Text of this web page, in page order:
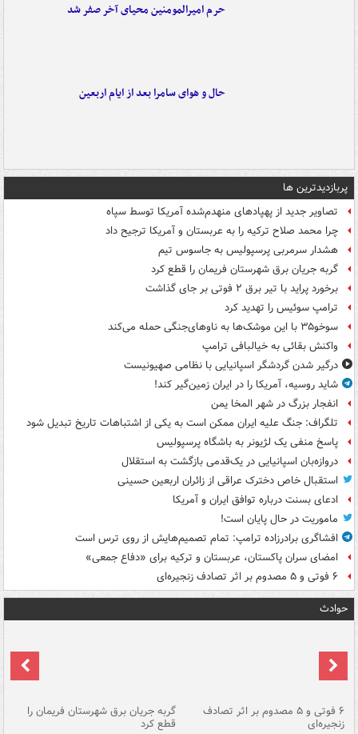
حرم امیرالمومنین محیای آخر صفر شد
حال و هوای سامرا بعد از ایام اربعین
پربازدیدترین ها
تصاویر جدید از پهپادهای منهدم‌شده آمریکا توسط سپاه
چرا محمد صلاح ترکیه را به عربستان و آمریکا ترجیح داد
هشدار سرمربی پرسپولیس به جاسوس تیم
گربه جریان برق شهرستان فریمان را قطع کرد
برخورد پراید با تیر برق ۲ فوتی بر جای گذاشت
ترامپ سوئیس را تهدید کرد
سوخو۳۵ با این موشک‌ها به ناوهای‌جنگی حمله می‌کند
واکنش بقائی به خیالبافی ترامپ
درگیر شدن گردشگر اسپانیایی با نظامی صهیونیست
شاید روسیه، آمریکا را در ایران زمین‌گیر کند!
انفجار بزرگ در شهر المخا یمن
تلگراف: جنگ علیه ایران ممکن است به یکی از اشتباهات تاریخ تبدیل شود
پاسخ منفی یک لژیونر به باشگاه پرسپولیس
دروازه‌بان اسپانیایی در یک‌قدمی بازگشت به استقلال
استقبال خاص دخترک عراقی از زائران اربعین حسینی
ادعای بسنت درباره توافق ایران و آمریکا
ماموریت در حال پایان است!
افشاگری برادرزاده ترامپ: تمام تصمیم‌هایش از روی ترس است
امضای سران پاکستان، عربستان و ترکیه برای «دفاع جمعی»
۶ فوتی و ۵ مصدوم بر اثر تصادف زنجیره‌ای
حوادث
۶ فوتی و ۵ مصدوم بر اثر تصادف
زنجیره‌ای
گربه جریان برق شهرستان فریمان را
قطع کرد